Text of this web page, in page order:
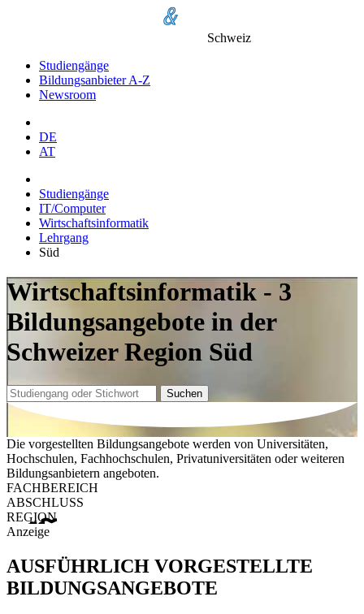
Schweiz
Studiengänge
Bildungsanbieter A-Z
Newsroom
DE
AT
Studiengänge
IT/Computer
Wirtschaftsinformatik
Lehrgang
Süd
Wirtschaftsinformatik - 3
Bildungsangebote in der
Schweizer Region Süd
Suchen
Die vorgestellten Bildungsangebote werden von Universitäten,
Hochschulen, Fachhochschulen, Privatuniversitäten oder weiteren
Bildungsanbietern angeboten.
FACHBEREICH
ABSCHLUSS
REGION
Anzeige
AUSFÜHRLICH VORGESTELLTE
BILDUNGSANGEBOTE